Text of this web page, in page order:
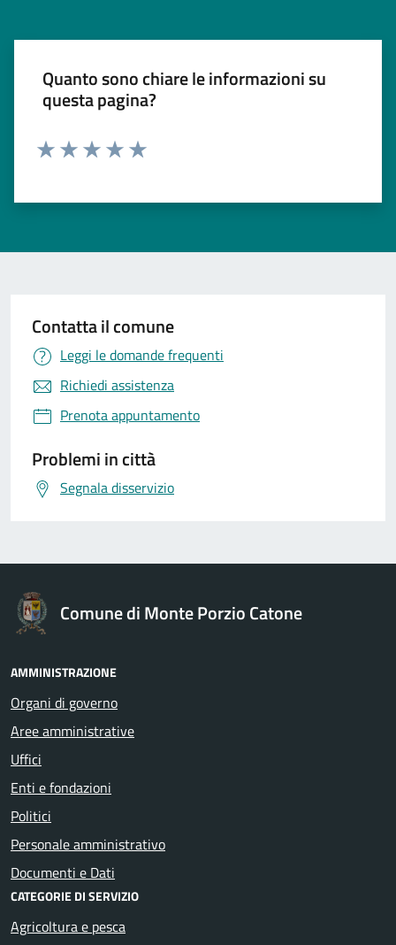
Quanto sono chiare le informazioni su
questa pagina?
Contatta il comune
Leggi le domande frequenti
Richiedi assistenza
Prenota appuntamento
Problemi in città
Segnala disservizio
Comune di Monte Porzio Catone
AMMINISTRAZIONE
Organi di governo
Aree amministrative
Uffici
Enti e fondazioni
Politici
Personale amministrativo
Documenti e Dati
CATEGORIE DI SERVIZIO
Agricoltura e pesca